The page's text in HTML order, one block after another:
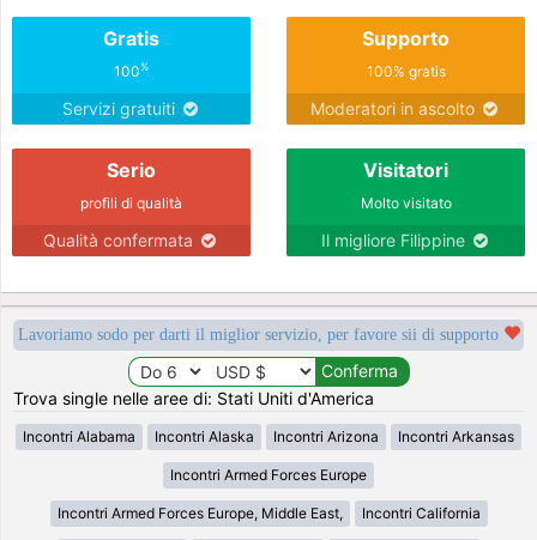
Gratis
100%
Servizi gratuiti
Supporto
100% gratis
Moderatori in ascolto
Serio
profili di qualità
Qualità confermata
Visitatori
Molto visitato
Il migliore Filippine
Lavoriamo sodo per darti il miglior servizio, per favore sii di supporto
Trova single nelle aree di: Stati Uniti d'America
Incontri Alabama Incontri Alaska Incontri Arizona Incontri Arkansas
Incontri Armed Forces Europe
Incontri Armed Forces Europe, Middle East, Incontri California